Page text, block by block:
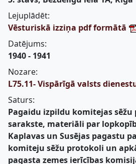
Lejuplādēt:
Vēsturiskā izziņa pdf formātā
Datējums:
1940 - 1941
Nozare:
L75.11- Vispārīgā valsts
Saturs:
Pagaidu izpildu komitejas
sarakste, materiāli par
Kaplavas un Susējas pagastu
komiteju sēžu protokoli un
pagasta zemes ierīcības